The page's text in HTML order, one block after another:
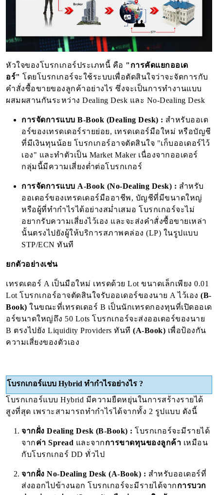
หัวใจของโบรกเกอร์ประเภทนี้ คือ "การคัดแยกออเด
อร์" โดยโบรกเกอร์จะใช้ระบบเพื่อตัดสินใจว่าจะจัดการกับ
คำสั่งซื้อขายของลูกค้าอย่างไร ซึ่งจะเป็นการทำงานแบบ
ผสมผสานกันระหว่าง Dealing Desk และ No-Dealing Desk
การจัดการแบบ B-Book (Dealing Desk) : สำหรับออเด
อร์ของเทรดเดอร์รายย่อย, เทรดเดอร์มือใหม่ หรือบัญชี
ที่มีเงินทุนน้อย โบรกเกอร์อาจตัดสินใจ "เก็บออเดอร์ไว้
เอง" และทำตัวเป็น Market Maker เนื่องจากออเดอร์
กลุ่มนี้มีความเสี่ยงต่ำต่อโบรกเกอร์
การจัดการแบบ A-Book (No-Dealing Desk) : สำหรับ
ออเดอร์ของเทรดเดอร์มืออาชีพ, บัญชีที่มีขนาดใหญ่
หรือผู้ที่ทำกำไรได้อย่างสม่ำเสมอ โบรกเกอร์จะไม่
อยากรับความเสี่ยงไว้เอง และจะส่งคำสั่งซื้อขายเหล่า
นั้นตรงไปยังผู้ให้บริการสภาพคล่อง (LP) ในรูปแบบ
STP/ECN ทันที
ยกตัวอย่างเช่น
เทรดเดอร์ A เป็นมือใหม่ เทรดด้วย Lot ขนาดเล็กเพียง 0.01
Lot โบรกเกอร์อาจตัดสินใจรับออเดอร์ของนาย A ไว้เอง (B-
Book) ในขณะที่เทรดเดอร์ B เป็นนักเทรดกองทุนที่เปิดออเด
อร์ขนาดใหญ่ถึง 50 Lots โบรกเกอร์จะส่งออเดอร์ของนาย
B ตรงไปยัง Liquidity Providers ทันที (A-Book) เพื่อป้องกัน
ความเสี่ยงของตัวเอง
โบรกเกอร์แบบ Hybrid ทำกำไรอย่างไร ?
โบรกเกอร์แบบ Hybrid มีความยืดหยุ่นในการสร้างรายได้
สูงที่สุด เพราะสามารถทำกำไรได้จากทั้ง 2 รูปแบบ ดังนี้
จากฝั่ง Dealing Desk (B-Book) : โบรกเกอร์จะมีรายได้
จากค่า Spread และจากการขาดทุนของลูกค้า เหมือน
กับโบรกเกอร์ DD ทั่วไป
จากฝั่ง No-Dealing Desk (A-Book) : สำหรับออเดอร์ที่
ส่งออกไปข้างนอก โบรกเกอร์จะมีรายได้จากการบวก